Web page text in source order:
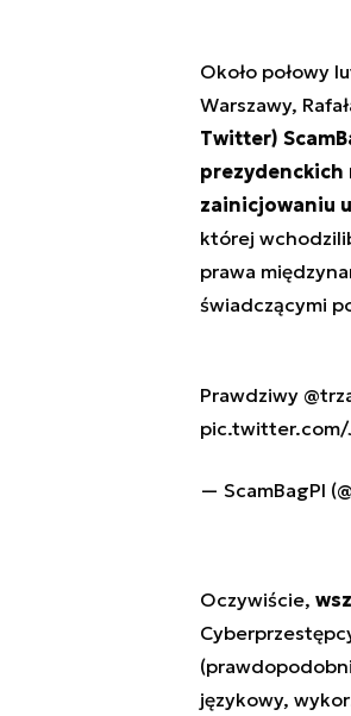
Około połowy
Warszawy,
Twitter)
prezydenckich
zainicjowaniu
której
prawa
świadczącymi
Prawdziwy
pic.twitter.com/
— ScamBagPl
Oczywiście,
językowy,